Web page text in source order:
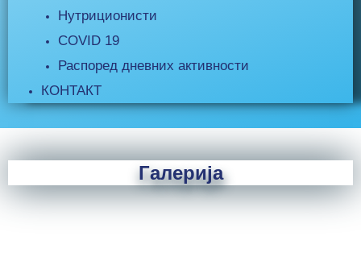
Нутриционисти
COVID 19
Распоред дневних активности
КОНТАКТ
Галерија